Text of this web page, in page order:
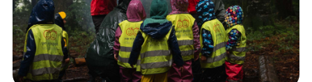
DE